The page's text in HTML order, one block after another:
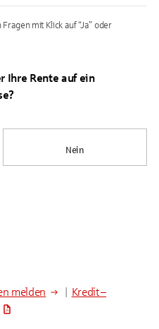
mit Klick auf “Ja” oder
Ihre Rente auf ein
Nein
melden
Kredit –